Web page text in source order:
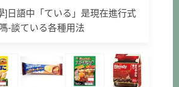
]日語中「ている」是現在進行式
嗎-談ている各種用法